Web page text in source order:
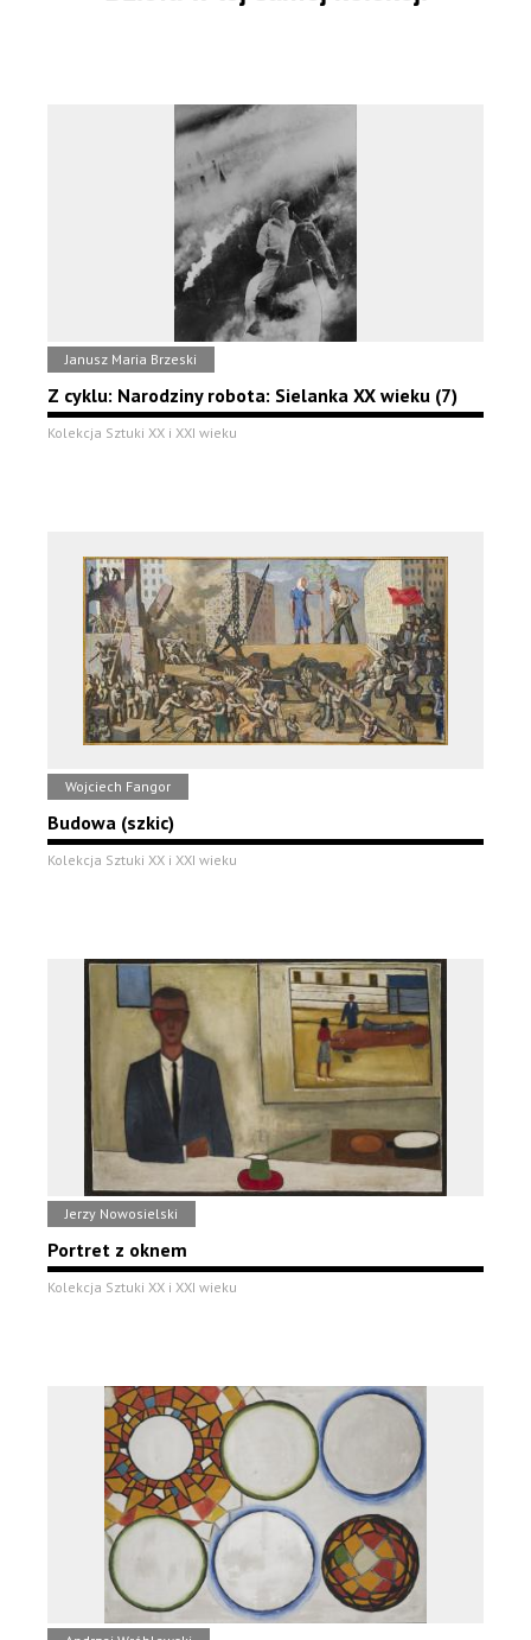
Janusz Maria Brzeski
Z cyklu: Narodziny robota: Sielanka XX wieku (7)
Kolekcja Sztuki XX i XXI wieku
Wojciech Fangor
Budowa (szkic)
Kolekcja Sztuki XX i XXI wieku
Jerzy Nowosielski
Portret z oknem
Kolekcja Sztuki XX i XXI wieku